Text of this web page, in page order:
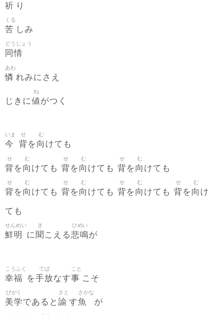
祈 り
苦
くる
しみ
同情
どうじょう
憐
あわ
れみにさえ
じきに値
ね
がつく
今
いま
背
せ
を向
む
けても
背
せ
を向
む
けても 背
せ
を向
む
けても 背
せ
を向
む
けても
背
せ
を向
む
けても 背
せ
を向
む
けても 背
せ
を向
む
けても 背
せ
を向
む
け
ても
鮮明
せんめい
に 聞
き
こえる悲鳴
ひめい
が
幸福
こうふく
を手放
てば
なす事
こと
こそ
美学
びがく
であると 諭
さと
す魚
さかな
が